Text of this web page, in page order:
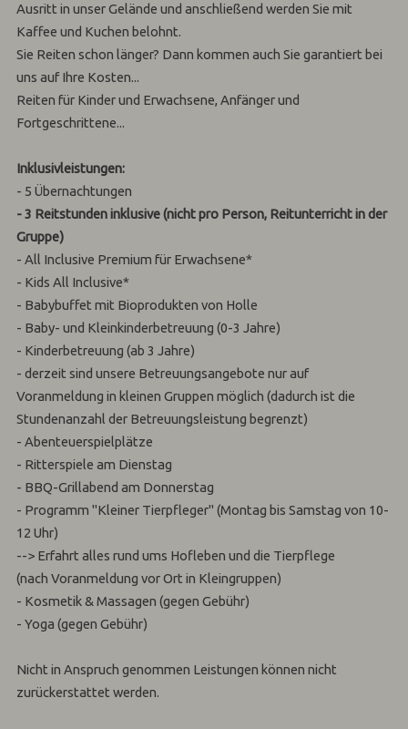
Ausritt in unser Gelände und anschließend werden Sie mit
Kaffee und Kuchen belohnt.
Sie Reiten schon länger? Dann kommen auch Sie garantiert bei
uns auf Ihre Kosten...
Reiten für Kinder und Erwachsene, Anfänger und
Fortgeschrittene...
Inklusivleistungen:
- 5 Übernachtungen
- 3 Reitstunden inklusive (nicht pro Person, Reitunterricht in der
Gruppe)
- All Inclusive Premium für Erwachsene*
- Kids All Inclusive*
- Babybuffet mit Bioprodukten von Holle
- Baby- und Kleinkinderbetreuung (0-3 Jahre)
- Kinderbetreuung (ab 3 Jahre)
- derzeit sind unsere Betreuungsangebote nur auf
Voranmeldung in kleinen Gruppen möglich (dadurch ist die
Stundenanzahl der Betreuungsleistung begrenzt)
- Abenteuerspielplätze
- Ritterspiele am Dienstag
- BBQ-Grillabend am Donnerstag
- Programm "Kleiner Tierpfleger" (Montag bis Samstag von 10-
12 Uhr)
--> Erfahrt alles rund ums Hofleben und die Tierpflege
(nach Voranmeldung vor Ort in Kleingruppen)
- Kosmetik & Massagen (gegen Gebühr)
- Yoga (gegen Gebühr)
Nicht in Anspruch genommen Leistungen können nicht
zurückerstattet werden.